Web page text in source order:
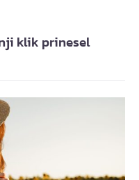
klik prinesel